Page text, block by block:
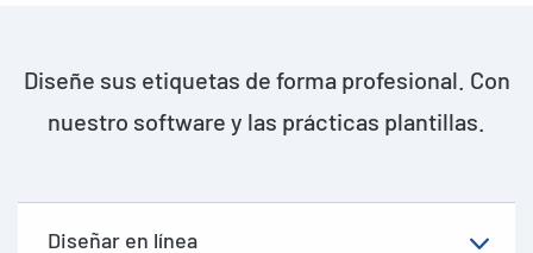
Diseñe sus etiquetas de forma profesional. Con
nuestro software y las prácticas plantillas.
Diseñar en línea